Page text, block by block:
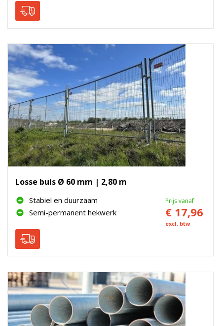
Losse buis Ø 60 mm | 2,80 m
Prijs vanaf
€ 17,96
excl. btw
Stabiel en duurzaam
Semi-permanent hekwerk